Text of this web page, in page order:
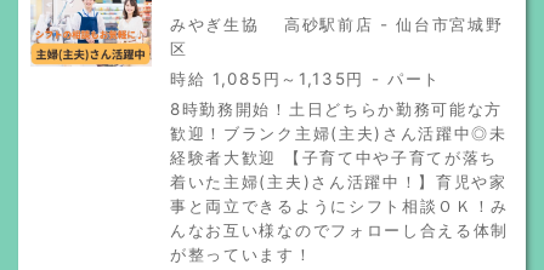
みやぎ生協 高砂駅前店 - 仙台市宮城野
区
時給 1,085円～1,135円 - パート
8時勤務開始！土日どちらか勤務可能な方
歓迎！ブランク主婦(主夫)さん活躍中◎未
経験者大歓迎 【子育て中や子育てが落ち
着いた主婦(主夫)さん活躍中！】育児や家
事と両立できるようにシフト相談ＯＫ！み
んなお互い様なのでフォローし合える体制
が整っています！